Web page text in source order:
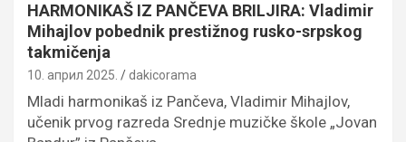
HARMONIKAŠ IZ PANČEVA BRILJIRA: Vladimir
Mihajlov pobednik prestižnog rusko-srpskog
takmičenja
10. април 2025. dakicorama
Mladi harmonikaš iz Pančeva, Vladimir Mihajlov,
učenik prvog razreda Srednje muzičke škole „Jovan